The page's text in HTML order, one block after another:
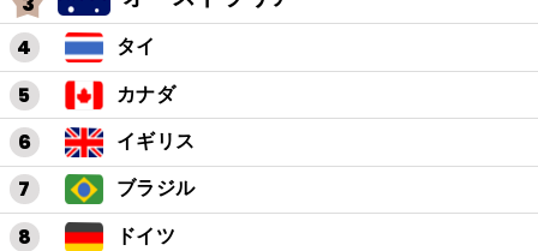
タイ
カナダ
イギリス
ブラジル
ドイツ